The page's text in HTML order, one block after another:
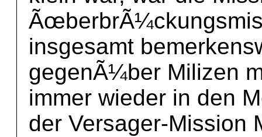
insgesamt
gegenÃ¼ber Milizen
immer wieder in den
der Versager-Mission